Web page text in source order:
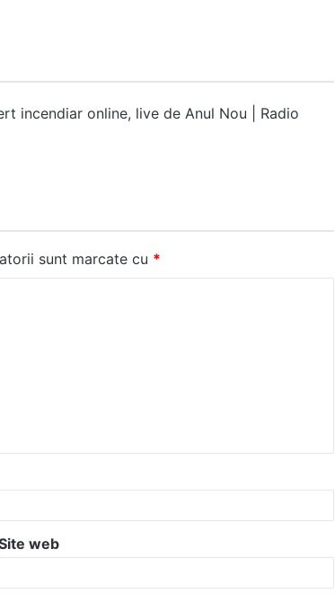
incendiar online, live de Anul Nou | Radio
sunt marcate cu *
web